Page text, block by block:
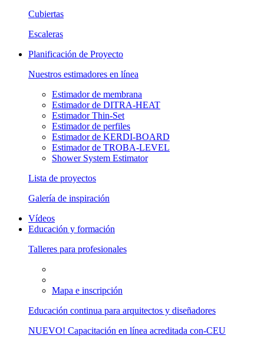
Cubiertas
Escaleras
Planificación de Proyecto
Nuestros estimadores en línea
Estimador de membrana
Estimador de DITRA-HEAT
Estimador Thin-Set
Estimador de perfiles
Estimador de KERDI-BOARD
Estimador de TROBA-LEVEL
Shower System Estimator
Lista de proyectos
Galería de inspiración
Vídeos
Educación y formación
Talleres para profesionales
Mapa e inscripción
Educación continua para arquitectos y diseñadores
NUEVO! Capacitación en línea acreditada con-CEU